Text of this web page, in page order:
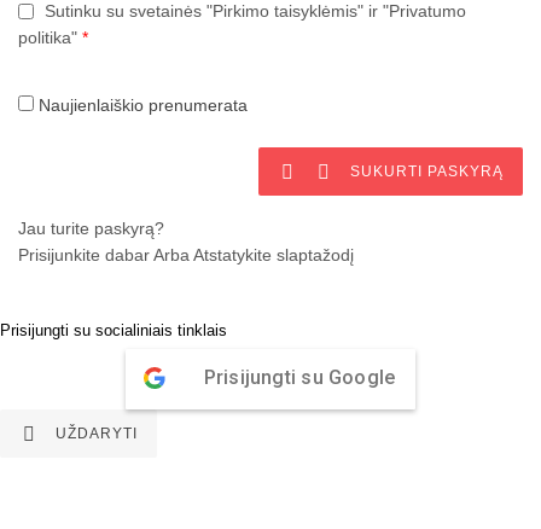
Sutinku su svetainės "Pirkimo taisyklėmis" ir "Privatumo
politika" *
Naujienlaiškio prenumerata
  SUKURTI PASKYRĄ
Jau turite paskyrą?
Prisijunkite dabarArba Atstatykite slaptažodį
Prisijungti su socialiniais tinklais
Prisijungti su Google
 UŽDARYTI